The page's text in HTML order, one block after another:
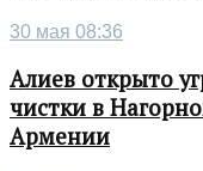
30 мая 08:36
Алиев открыто
чистки в
Армении